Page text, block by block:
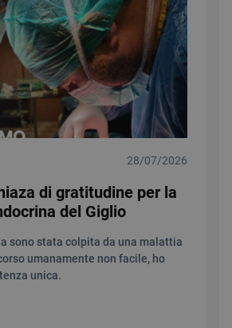
28/07/2026
di gratitudine per la
del Giglio
sono stata colpita da una malattia
umanamente non facile, ho
unica.